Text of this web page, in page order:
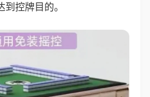
控牌目的。